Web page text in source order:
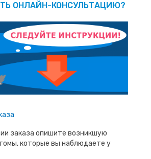
ОНЛАЙН-КОНСУЛЬТАЦИЮ?
заказа опишите возникшую
которые вы наблюдаете у